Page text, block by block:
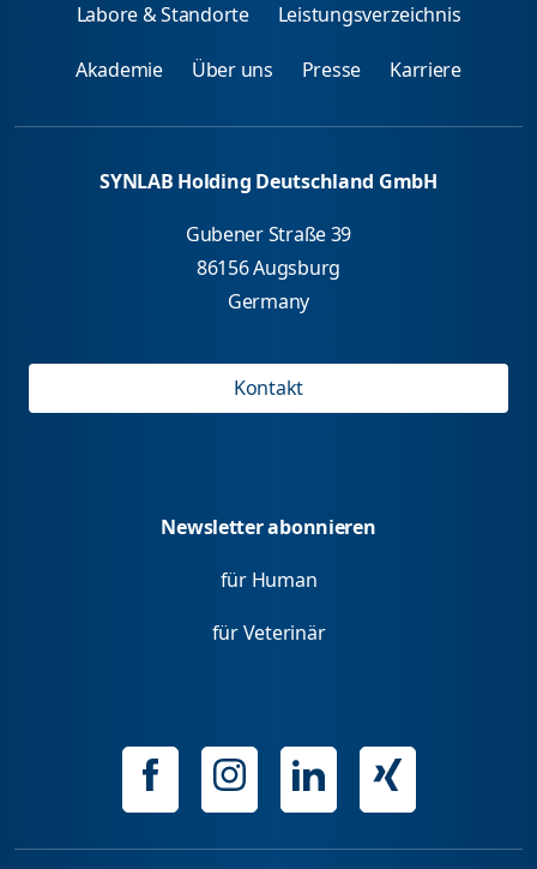
Labore & Standorte Leistungsverzeichnis
Akademie Über uns Presse Karriere
SYNLAB Holding Deutschland GmbH
Gubener Straße 39
86156 Augsburg
Germany
Kontakt
Newsletter abonnieren
für Human
für Veterinär